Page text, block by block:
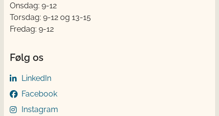
Onsdag: 9-12
Torsdag: 9-12 og 13-15
Fredag: 9-12
Følg os
LinkedIn
Facebook
Instagram